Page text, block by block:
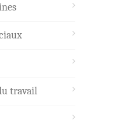
travail